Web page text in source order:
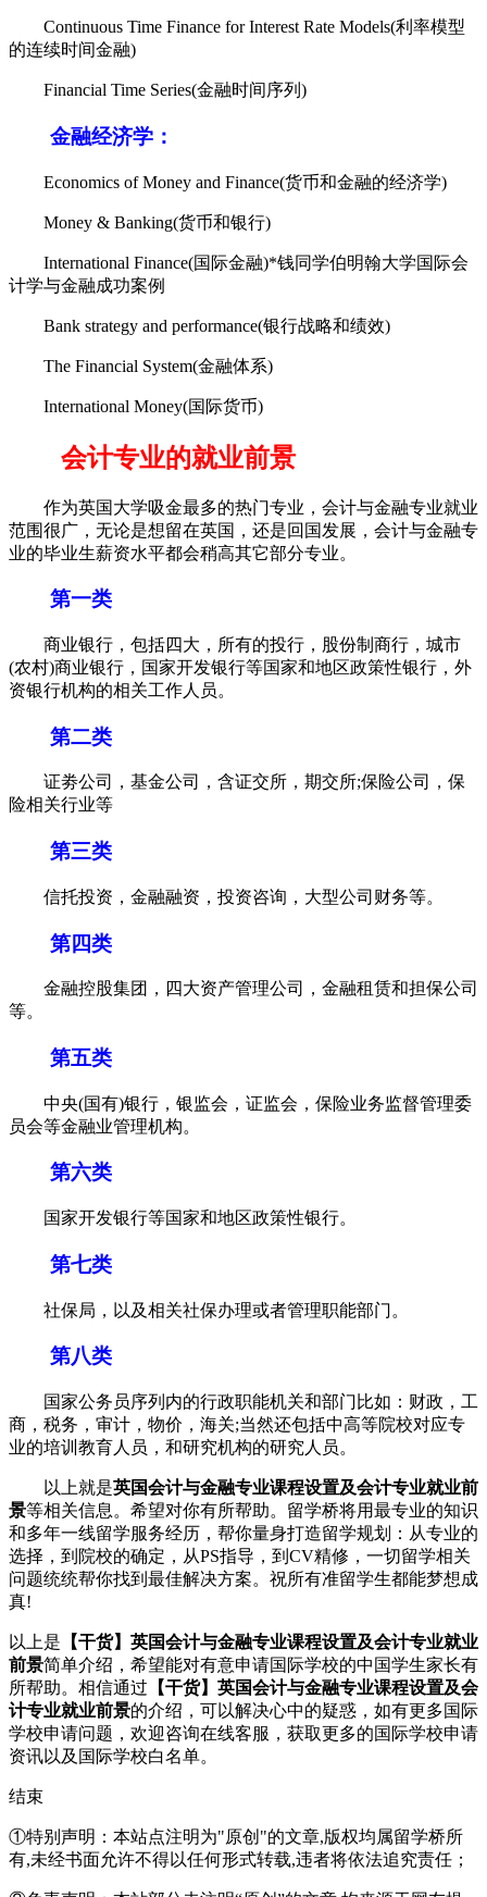
Continuous Time Finance for Interest Rate Models(利率模型
的连续时间金融)
Financial Time Series(金融时间序列)
金融经济学：
Economics of Money and Finance(货币和金融的经济学)
Money & Banking(货币和银行)
International Finance(国际金融)*钱同学伯明翰大学国际会
计学与金融成功案例
Bank strategy and performance(银行战略和绩效)
The Financial System(金融体系)
International Money(国际货币)
会计专业的就业前景
作为英国大学吸金最多的热门专业，会计与金融专业就业
范围很广，无论是想留在英国，还是回国发展，会计与金融专
业的毕业生薪资水平都会稍高其它部分专业。
第一类
商业银行，包括四大，所有的投行，股份制商行，城市
(农村)商业银行，国家开发银行等国家和地区政策性银行，外
资银行机构的相关工作人员。
第二类
证劵公司，基金公司，含证交所，期交所;保险公司，保
险相关行业等
第三类
信托投资，金融融资，投资咨询，大型公司财务等。
第四类
金融控股集团，四大资产管理公司，金融租赁和担保公司
等。
第五类
中央(国有)银行，银监会，证监会，保险业务监督管理委
员会等金融业管理机构。
第六类
国家开发银行等国家和地区政策性银行。
第七类
社保局，以及相关社保办理或者管理职能部门。
第八类
国家公务员序列内的行政职能机关和部门比如：财政，工
商，税务，审计，物价，海关;当然还包括中高等院校对应专
业的培训教育人员，和研究机构的研究人员。
以上就是英国会计与金融专业课程设置及会计专业就业前
景等相关信息。希望对你有所帮助。留学桥将用最专业的知识
和多年一线留学服务经历，帮你量身打造留学规划：从专业的
选择，到院校的确定，从PS指导，到CV精修，一切留学相关
问题统统帮你找到最佳解决方案。祝所有准留学生都能梦想成
真!
以上是 【干货】英国会计与金融专业课程设置及会计专业就业
前景简单介绍，希望能对有意申请国际学校的中国学生家长有
所帮助。相信通过 【干货】英国会计与金融专业课程设置及会
计专业就业前景的介绍，可以解决心中的疑惑，如有更多国际
学校申请问题，欢迎咨询在线客服 ，获取更多的国际学校申请
资讯以及国际学校白名单。
结束
①特别声明：本站点注明为"原创"的文章,版权均属留学桥所
有,未经书面允许不得以任何形式转载,违者将依法追究责任；